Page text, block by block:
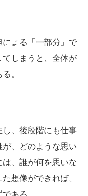
よる「一部分」で
しまうと、全体が
。
、後段階にも仕事
、どのような思い
、誰が何を思いな
想像ができれば、